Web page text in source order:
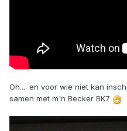
Oh.... en voor wie niet kan
samen met m'n Becker BK7